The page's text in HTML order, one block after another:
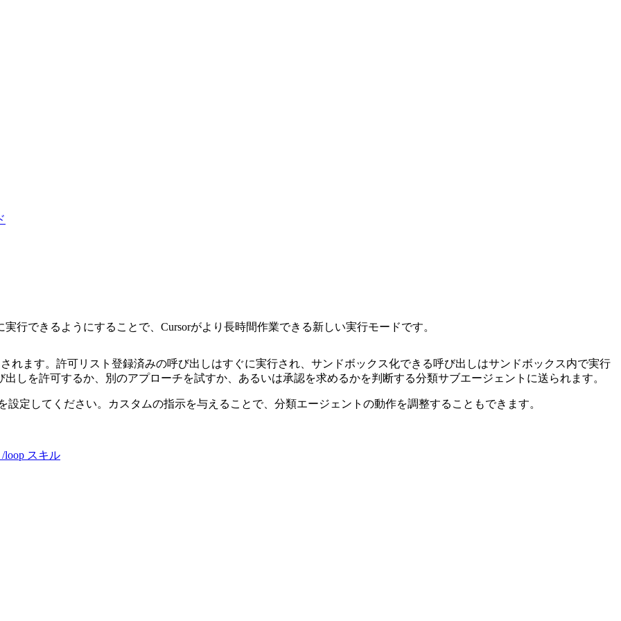
行できるようにすることで、Cursorがより長時間作業できる新しい実行モードです。
れます。許可リスト登録済みの呼び出しはすぐに実行され、サンドボックス化できる呼び出しはサンドボックス内で実行
しを許可するか、別のアプローチを試すか、あるいは承認を求めるかを判断する分類サブエージェントに送られます。
設定してください。カスタムの指示を与えることで、分類エージェントの動作を調整することもできます。
loop スキル